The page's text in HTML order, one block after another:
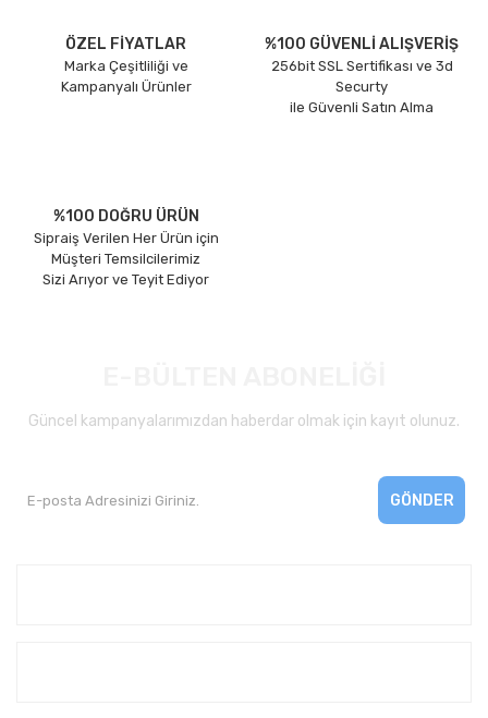
ÖZEL FİYATLAR
Marka Çeşitliliği ve
Kampanyalı Ürünler
%100 GÜVENLİ ALIŞVERİŞ
256bit SSL Sertifikası ve 3d
Securty
ile Güvenli Satın Alma
%100 DOĞRU ÜRÜN
Sipraiş Verilen Her Ürün için
Müşteri Temsilcilerimiz
Sizi Arıyor ve Teyit Ediyor
Güncel kampanyalarımızdan haberdar olmak için kayıt olunuz.
GÖNDER